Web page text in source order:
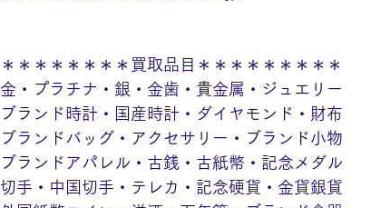
＊＊＊＊＊＊＊＊買取品目＊＊＊＊＊＊＊＊＊
金・プラチナ・銀・金歯・貴金属・ジュエリー
ブランド時計・国産時計・ダイヤモンド・財布
ブランドバッグ・アクセサリー・ブランド小物
ブランドアパレル・古銭・古紙幣・記念メダル
切手・中国切手・テレカ・記念硬貨・金貨銀貨